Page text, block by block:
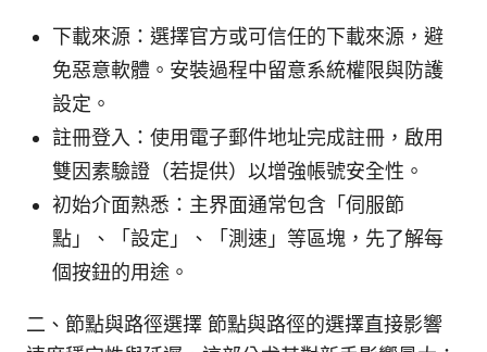
下載來源：選擇官方或可信任的下載來源，避
免惡意軟體。安裝過程中留意系統權限與防護
設定。
註冊登入：使用電子郵件地址完成註冊，啟用
雙因素驗證（若提供）以增強帳號安全性。
初始介面熟悉：主界面通常包含「伺服節
點」、「設定」、「測速」等區塊，先了解每
個按鈕的用途。
二、節點與路徑選擇 節點與路徑的選擇直接影響